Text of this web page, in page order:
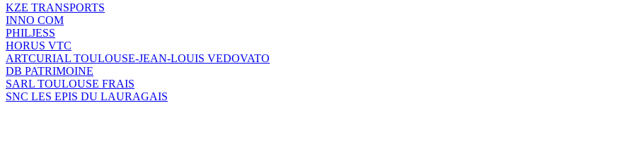
KZE TRANSPORTS
INNO COM
PHILJESS
HORUS VTC
ARTCURIAL TOULOUSE-JEAN-LOUIS VEDOVATO
DB PATRIMOINE
SARL TOULOUSE FRAIS
SNC LES EPIS DU LAURAGAIS